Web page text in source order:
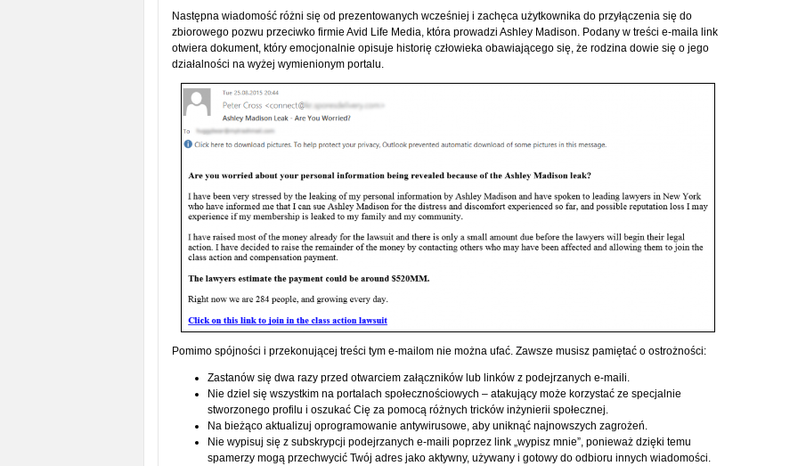
Następna wiadomość różni się od prezentowanych wcześniej i zachęca użytkownika do przyłączenia się do
zbiorowego pozwu przeciwko firmie Avid Life Media, która prowadzi Ashley Madison. Podany w treści e-maila link
otwiera dokument, który emocjonalnie opisuje historię człowieka obawiającego się, że rodzina dowie się o jego
działalności na wyżej wymienionym portalu.
Pomimo spójności i przekonującej treści tym e-mailom nie można ufać. Zawsze musisz pamiętać o ostrożności:
Zastanów się dwa razy przed otwarciem załączników lub linków z podejrzanych e-maili.
Nie dziel się wszystkim na portalach społecznościowych – atakujący może korzystać ze specjalnie
stworzonego profilu i oszukać Cię za pomocą różnych tricków inżynierii społecznej.
Na bieżąco aktualizuj oprogramowanie antywirusowe, aby uniknąć najnowszych zagrożeń.
Nie wypisuj się z subskrypcji podejrzanych e-maili poprzez link „wypisz mnie”, ponieważ dzięki temu
spamerzy mogą przechwycić Twój adres jako aktywny, używany i gotowy do odbioru innych wiadomości.